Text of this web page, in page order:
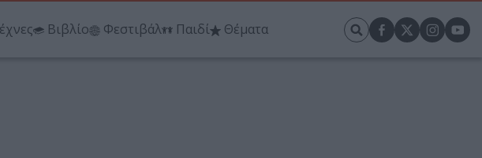
Βιβλίο Φεστιβάλ Παιδί Θέματα